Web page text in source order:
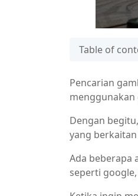
Table of
Pencarian
menggunakan
Dengan
yang
Ada beberapa
seperti